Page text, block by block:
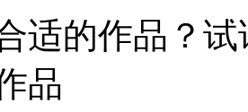
适的作品？
品